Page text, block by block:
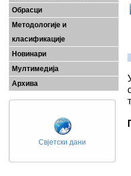
Обрасци
Методологије и
класификације
Новинари
Мултимедија
Архива
Свјетски дани